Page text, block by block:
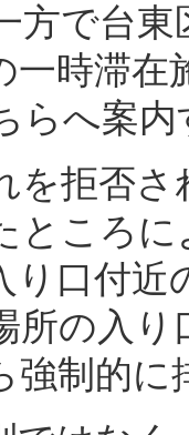
方で台
一時滞在
らへ案
拒否さ
ところ
り口付
所の入
強制的